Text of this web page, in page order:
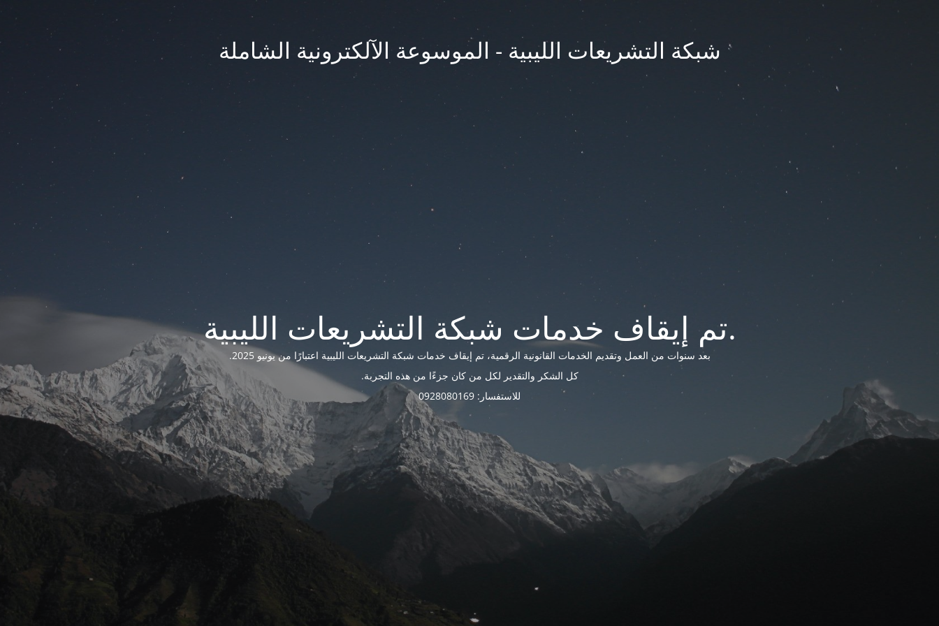
شبكة التشريعات الليبية - الموسوعة الآلكترونية الشاملة
تم إيقاف خدمات شبكة التشريعات الليبية.
بعد سنوات من العمل وتقديم الخدمات القانونية الرقمية، تم إيقاف خدمات شبكة التشريعات الليبية اعتبارًا من يونيو 2025.
كل الشكر والتقدير لكل من كان جزءًا من هذه التجربة.
للاستفسار: 0928080169